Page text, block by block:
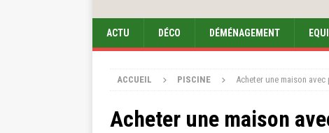
ACTU DÉCO DÉMÉNAGEMENT
ACCUEIL PISCINE Acheter une maison
Acheter une maison